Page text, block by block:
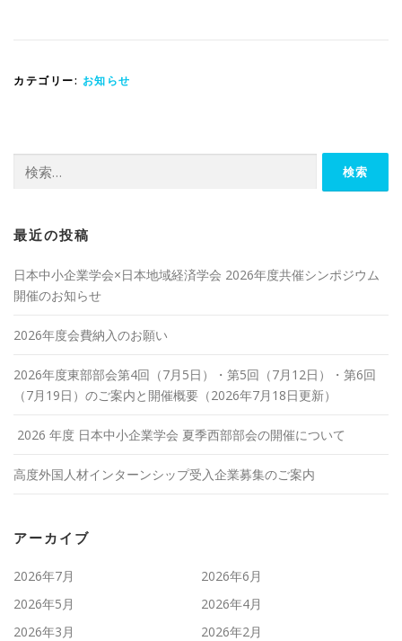
カテゴリー: お知らせ
索:
最近の投稿
日本中小企業学会×日本地域経済学会 2026年度共催シンポジウム
開催のお知らせ
2026年度会費納入のお願い
2026年度東部部会第4回（7月5日）・第5回（7月12日）・第6回
（7月19日）のご案内と開催概要（2026年7月18日更新）
2026 年度 日本中小企業学会 夏季西部部会の開催について
高度外国人材インターンシップ受入企業募集のご案内
アーカイブ
2026年7月
2026年6月
2026年5月
2026年4月
2026年3月
2026年2月